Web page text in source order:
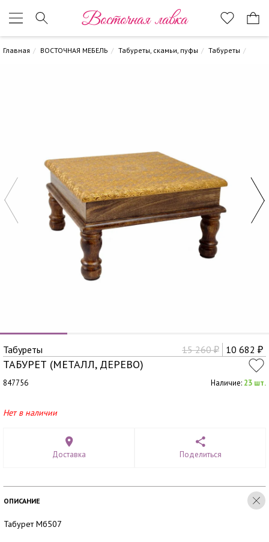
Восточная лавка
Главная ВОСТОЧНАЯ МЕБЕЛЬ Табуреты, скамьи, пуфы Табуреты
Табуреты 15 260₽ 10 682 ₽
ТАБУРЕТ (МЕТАЛЛ, ДЕРЕВО)
847756 Наличие: 23 шт.
Нет в наличии
Доставка Поделиться
ОПИСАНИЕ
Табурет Мб507